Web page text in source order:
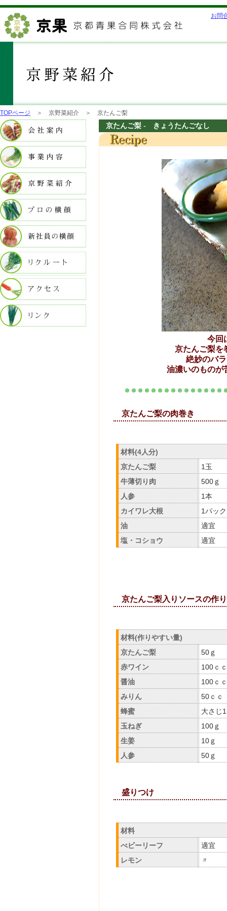
お問
TOPページ ＞ 京野菜紹介 ＞ 京たんご梨
京たんご梨 - きょうたんごなし
今回
京たんご梨を
絶妙のバ
油濃いのものが
京たんご
材料(4人分)
京たんご梨
1玉
牛薄切り肉
500ｇ
人参
1本
カイワレ大根
1パック
油
適宜
塩・コショウ
適宜
京たんご梨入
材料(作りやすい量)
京たんご梨
50ｇ
赤ワイン
100ｃｃ
醤油
100ｃｃ
みりん
50ｃｃ
蜂蜜
大さじ
玉ねぎ
100ｇ
生姜
10ｇ
人参
50ｇ
盛りつ
材料
べビーリーフ
適宜
レモン
〃